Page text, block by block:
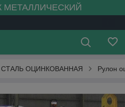
МЕТАЛЛИЧЕСКИЙ
СТАЛЬ ОЦИНКОВАННАЯ Рулон